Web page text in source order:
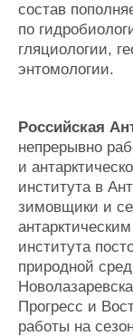
состав
по
гляциологии,
энтомологии.
Российская
непрерывно
и
института в
зимовщики и
института
природной
Прогресс и
работы на